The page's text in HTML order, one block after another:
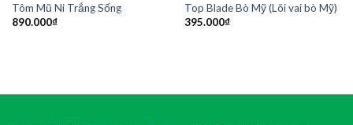
Tôm Mũ Ni Trắng Sống
890.000₫
Top Blade Bò Mỹ (Lõi vai bò Mỹ)
395.000₫